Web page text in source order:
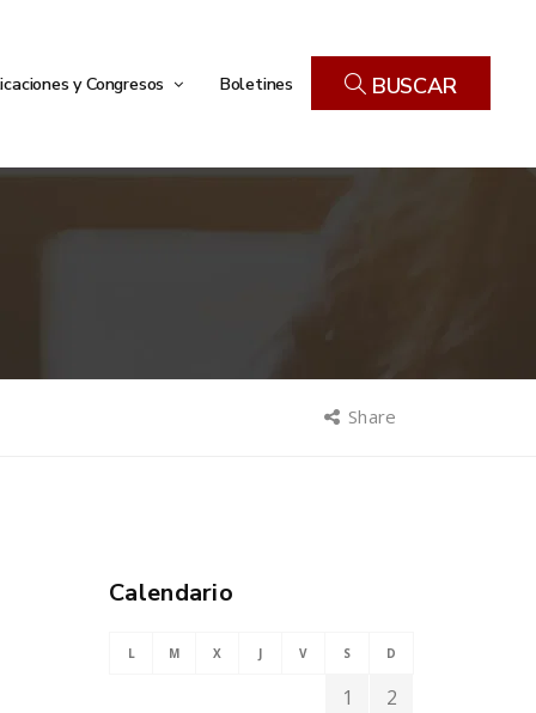
y Congresos Boletines BUSCAR
Share
Calendario
L M X J V S D
1
2